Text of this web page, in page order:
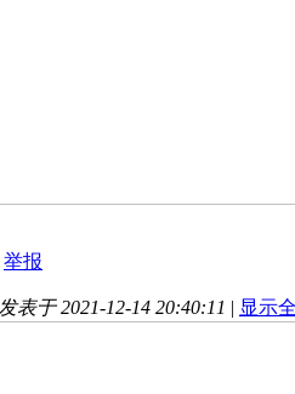
举报
发表于 2021-12-14 20:40:11 | 显示